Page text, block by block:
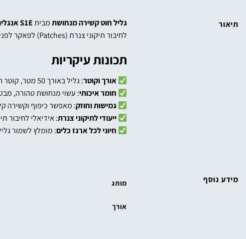
תיאור גליל חוט קשירה מנחושתמביתS1E אנגליה
לחיבור תיקוני צנרת (Patches) לפאקר לפני ההתקנה, ומתאים גם למגוון יישומים נוספים בבנייה, עבודות חשמל ותעשייה.
תכונות עיקריות
אורך וקוטר: גליל באורך 50 מטר, קוטר חוט 0.7 מ"מ, מושלם לחיבור תיקונים מדויק.
חומר איכותי: עשוי מנחושת טהורה,
גמישות וחוזק: מאפשר כיפוף וקשירה
ייעודי לתיקוני צנרת: אידיאלי לחיבור
חיוני לכל ארגז כלים: מומלץ לשמור
מידע נוסף מותג
אורך